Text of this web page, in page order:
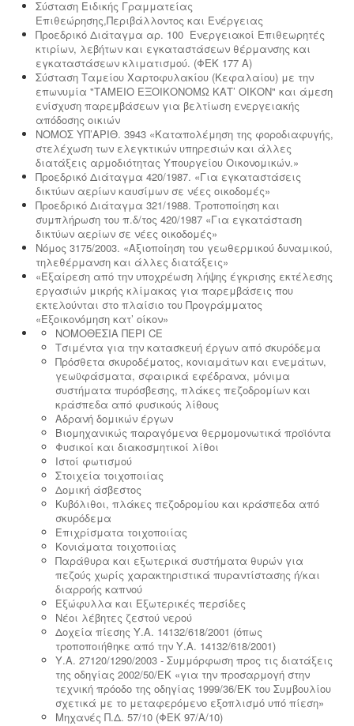
Σύσταση Ειδικής Γραμματείας
Επιθεώρησης,Περιβάλλοντος και Ενέργειας
Προεδρικό Διάταγμα αρ. 100 Ενεργειακοί Επιθεωρητές
κτιρίων, λεβήτων και εγκαταστάσεων θέρμανσης και
εγκαταστάσεων κλιματισμού. (ΦΕΚ 177 A)
Σύσταση Ταμείου Χαρτοφυλακίου (Κεφαλαίου) με την
επωνυμία "ΤΑΜΕΙΟ ΕΞΟΙΚΟΝΟΜΩ ΚΑΤ’ ΟΙΚΟΝ" και άμεση
ενίσχυση παρεμβάσεων για βελτίωση ενεργειακής
απόδοσης οικιών
NOMOΣ ΥΠ’ΑΡΙΘ. 3943 «Καταπολέμηση της φοροδιαφυγής,
στελέχωση των ελεγκτικών υπηρεσιών και άλλες
διατάξεις αρμοδιότητας Υπουργείου Οικονομικών.»
Προεδρικό Διάταγμα 420/1987. «Για εγκαταστάσεις
δικτύων αερίων καυσίμων σε νέες οικοδομές»
Προεδρικό Διάταγμα 321/1988. Τροποποίηση και
συμπλήρωση του π.δ/τος 420/1987 «Για εγκατάσταση
δικτύων αερίων σε νέες οικοδομές»
Νόμος 3175/2003. «Αξιοποίηση του γεωθερμικού δυναμικού,
τηλεθέρμανση και άλλες διατάξεις»
«Εξαίρεση από την υποχρέωση λήψης έγκρισης εκτέλεσης
εργασιών μικρής κλίμακας για παρεμβάσεις που
εκτελούνται στο πλαίσιο του Προγράμματος
«Εξοικονόμηση κατ’ οίκον»
ΝΟΜΟΘΕΣΙΑ ΠΕΡΙ CE
Τσιμέντα για την κατασκευή έργων από σκυρόδεμα
Πρόσθετα σκυροδέματος, κονιαμάτων και ενεμάτων,
γεωϋφάσματα, σφαιρικά εφέδρανα, μόνιμα
συστήματα πυρόσβεσης, πλάκες πεζοδρομίων και
κράσπεδα από φυσικούς λίθους
Αδρανή δομικών έργων
Βιομηχανικώς παραγόμενα θερμομονωτικά προϊόντα
Φυσικοί και διακοσμητικοί λίθοι
Ιστοί φωτισμού
Στοιχεία τοιχοποιίας
Δομική άσβεστος
Κυβόλιθοι, πλάκες πεζοδρομίου και κράσπεδα από
σκυρόδεμα
Επιχρίσματα τοιχοποιίας
Κονιάματα τοιχοποιίας
Παράθυρα και εξωτερικά συστήματα θυρών για
πεζούς χωρίς χαρακτηριστικά πυραντίστασης ή/και
διαρροής καπνού
Εξώφυλλα και Εξωτερικές περσίδες
Νέοι λέβητες ζεστού νερού
Δοχεία πίεσης Υ.Α. 14132/618/2001 (όπως
τροποποιήθηκε από την Υ.Α. 14132/618/2001)
Υ.Α. 27120/1290/2003 - Συμμόρφωση προς τις διατάξεις
της οδηγίας 2002/50/ΕΚ «για την προσαρμογή στην
τεχνική πρόοδο της οδηγίας 1999/36/ΕΚ του Συμβουλίου
σχετικά με το μεταφερόμενο εξοπλισμό υπό πίεση»
Μηχανές Π.Δ. 57/10 (ΦΕΚ 97/Α/10)